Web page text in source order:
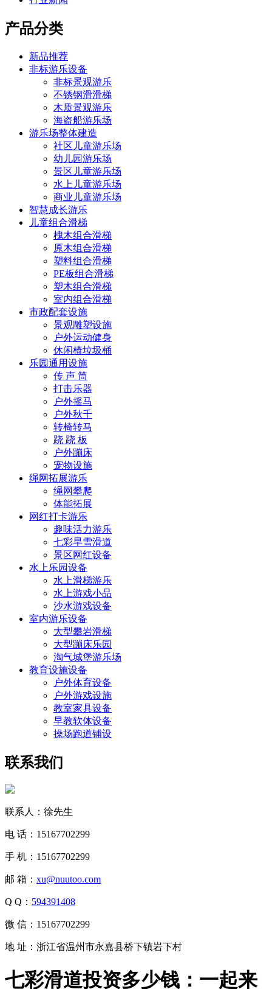
产品分类
新品推荐
非标游乐设备
非标景观游乐
不锈钢滑滑梯
木质景观游乐
海盗船游乐场
游乐场整体建造
社区儿童游乐场
幼儿园游乐场
景区儿童游乐场
水上儿童游乐场
商业儿童游乐场
智慧成长游乐
儿童组合滑梯
槐木组合滑梯
原木组合滑梯
塑料组合滑梯
PE板组合滑梯
塑木组合滑梯
室内组合滑梯
市政配套设施
景观雕塑设施
户外运动健身
休闲椅垃圾桶
乐园通用设施
传 声 筒
打击乐器
户外摇马
户外秋千
转椅转马
跷 跷 板
户外蹦床
宠物设施
绳网拓展游乐
绳网攀爬
体能拓展
网红打卡游乐
趣味活力游乐
七彩旱雪滑道
景区网红设备
水上乐园设备
水上滑梯游乐
水上游戏小品
沙水游戏设备
室内游乐设备
大型攀岩滑梯
大型蹦床乐园
淘气城堡游乐场
教育设施设备
户外体育设备
户外游戏设施
教室家具设备
早教软体设备
操场跑道铺设
联系我们
联系人：徐先生
电 话：15167702299
手 机：15167702299
邮 箱： xu@nuutoo.com
Q Q： 594391408
微 信：15167702299
地 址：浙江省温州市永嘉县桥下镇岩下村
七彩滑道投资多少钱：一起来